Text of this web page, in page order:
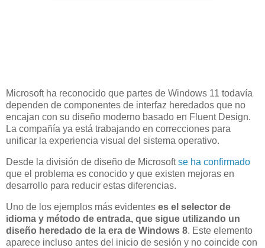
Microsoft ha reconocido que partes de Windows 11 todavía
dependen de componentes de interfaz heredados que no
encajan con su diseño moderno basado en Fluent Design.
La compañía ya está trabajando en correcciones para
unificar la experiencia visual del sistema operativo.
Desde la división de diseño de Microsoftse ha confirmado
que el problema es conocido y que existen mejoras en
desarrollo para reducir estas diferencias.
Uno de los ejemplos más evidentes es el selector de
idioma y método de entrada, que sigue utilizando un
diseño heredado de la era de Windows 8. Este elemento
aparece incluso antes del inicio de sesión y no coincide con